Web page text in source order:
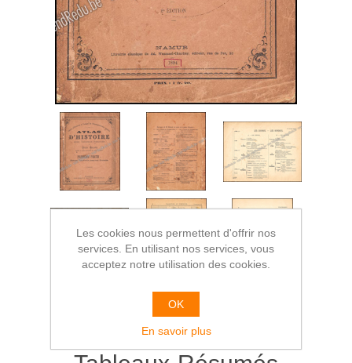
Atlas D'Histoire avec
Les cookies nous permettent d'offrir nos
services. En utilisant nos services, vous
acceptez notre utilisation des cookies.
OK
En savoir plus